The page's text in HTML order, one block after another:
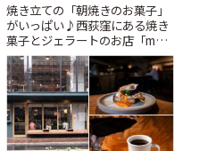
焼き立ての「朝焼きのお菓子」
がいっぱい♪西荻窪にある焼き
菓子とジェラートのお店「mUni
(ムニ)」 | ことりっぷ